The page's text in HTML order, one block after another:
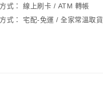
式：
線上刷卡 / ATM 轉帳
式：
宅配-免運 / 全家常溫取貨